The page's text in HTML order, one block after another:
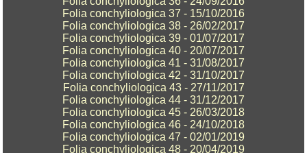
Folia conchyliologica 37 - 15/10/2016
Folia conchyliologica 38 - 26/02/2017
Folia conchyliologica 39 - 01/07/2017
Folia conchyliologica 40 - 20/07/2017
Folia conchyliologica 41 - 31/08/2017
Folia conchyliologica 42 - 31/10/2017
Folia conchyliologica 43 - 27/11/2017
Folia conchyliologica 44 - 31/12/2017
Folia conchyliologica 45 - 26/03/2018
Folia conchyliologica 46 - 24/10/2018
Folia conchyliologica 47 - 02/01/2019
Folia conchyliologica 48 - 20/04/2019